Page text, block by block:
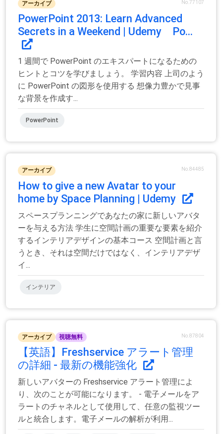
アーカイブ No.77107
PowerPoint 2013: Learn Advanced
Secrets in a Weekend | Udemy Po...
1 週間で PowerPoint のエキスパートになるための
ヒントとコツを学びましょう。 学習内容 上司のよう
に PowerPoint の図形を使用する 想像力豊かで見事
な背景を作成す...
PowerPoint
アーカイブ No.84485
How to give a new Avatar to your
home by Space Planning | Udemy
スペースプランニングであなたの家に新しいアバタ
ーを与える方法 学生に空間計画の重要な要素を紹介
するインテリアデザインの基本コース 空間計画と言
うとき、それは空間だけではなく、インテリアデザ
イ...
インテリア
アーカイブ 視聴無料 No.87804
【英語】Freshservice アラート管理
の詳細 - 最新の機能強化
新しいアバターの Freshservice アラート管理によ
り、次のことが可能になります。 - 電子メールをア
ラートのチャネルとして使用して、任意の監視ツー
ルと統合します。電子メールの解析が利用...